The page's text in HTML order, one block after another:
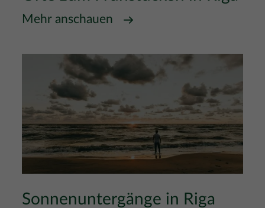
Mehr anschauen
Sonnenuntergänge in Riga